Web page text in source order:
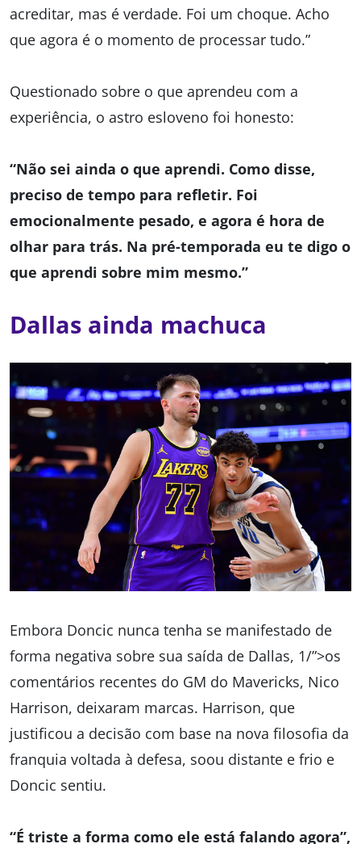
acreditar, mas é verdade. Foi um choque. Acho
que agora é o momento de processar tudo.”
Questionado sobre o que aprendeu com a
experiência, o astro esloveno foi honesto:
“Não sei ainda o que aprendi. Como disse,
preciso de tempo para refletir. Foi
emocionalmente pesado, e agora é hora de
olhar para trás. Na pré-temporada eu te digo o
que aprendi sobre mim mesmo.”
Dallas ainda machuca
Embora Doncic nunca tenha se manifestado de
forma negativa sobre sua saída de Dallas, 1/”>os
comentários recentes do GM do Mavericks, Nico
Harrison, deixaram marcas. Harrison, que
justificou a decisão com base na nova filosofia da
franquia voltada à defesa, soou distante e frio e
Doncic sentiu.
“É triste a forma como ele está falando agora”,